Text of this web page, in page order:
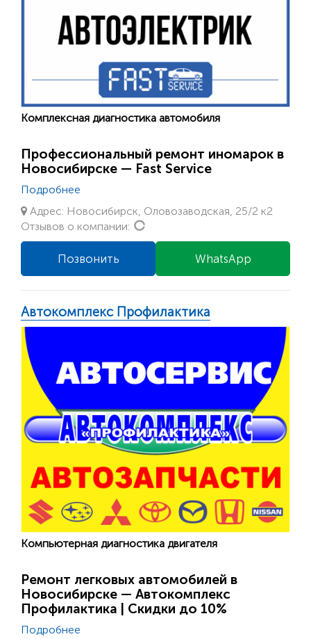
Комплексная диагностика автомобиля
Профессиональный ремонт иномарок в
Новосибирске — Fast Service
Подробнее
Адрес: Новосибирск, Оловозаводская, 25/2 к2
Отзывов о компании:
WhatsApp
Позвонить
Автокомплекс Профилактика
Компьютерная диагностика двигателя
Ремонт легковых автомобилей в
Новосибирске — Автокомплекс
Профилактика | Скидки до 10%
Подробнее